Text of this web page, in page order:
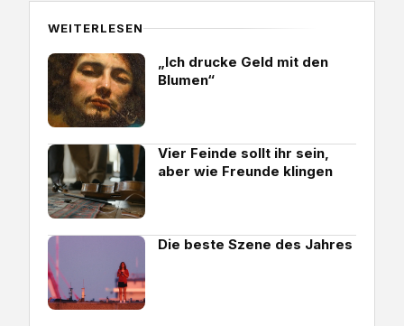
WEITERLESEN
„Ich drucke Geld mit den
Blumen“
Vier Feinde sollt ihr sein,
aber wie Freunde klingen
Die beste Szene des Jahres